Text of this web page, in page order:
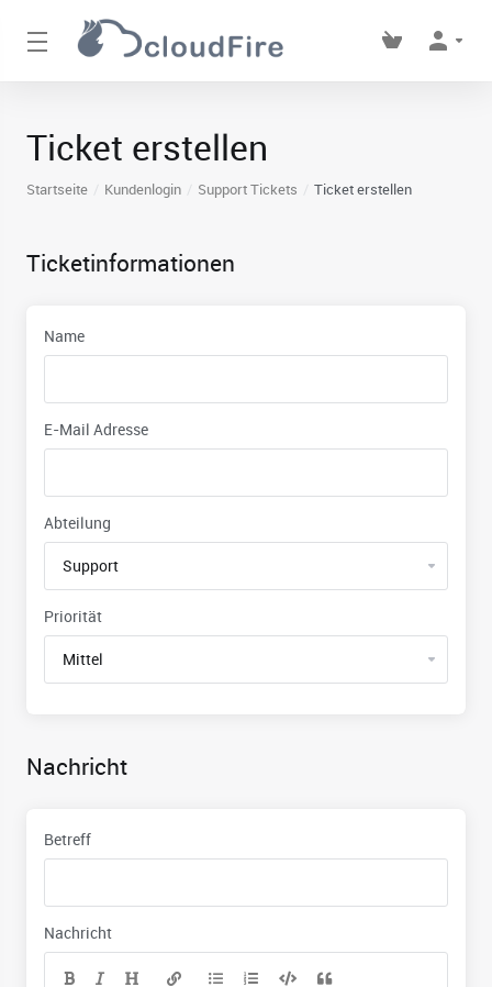
Ticket erstellen
Startseite Kundenlogin Support Tickets Ticket erstellen
Ticketinformationen
Name
E-Mail Adresse
Abteilung
Priorität
Nachricht
Betreff
Nachricht